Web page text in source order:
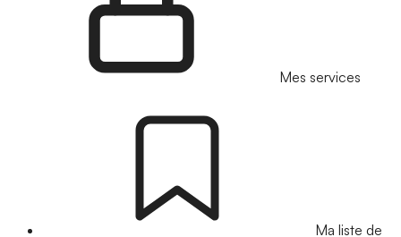
Mes services
Ma liste de